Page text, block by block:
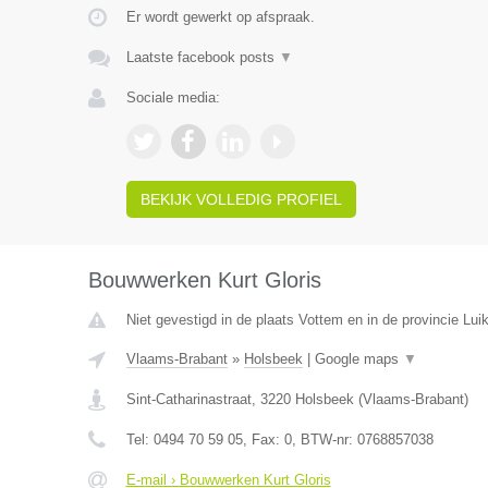
Er wordt gewerkt op afspraak.
Laatste facebook posts ▼
Sociale media:
BEKIJK VOLLEDIG PROFIEL
Bouwwerken Kurt Gloris
Niet gevestigd in de plaats Vottem en in de provincie
Vlaams-Brabant» Holsbeek| Google maps ▼
Sint-Catharinastraat, 3220 Holsbeek(Vlaams-Brabant)
Tel: 0494 70 59 05, Fax: 0, BTW-nr: 0768857038
E-mail › Bouwwerken Kurt Gloris